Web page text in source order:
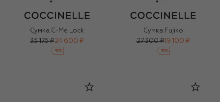
Сумка C-Me Lock
35 175 ₽24 600 ₽
-30%
Сумка Fujiko
27 300 ₽19 100 ₽
-30%